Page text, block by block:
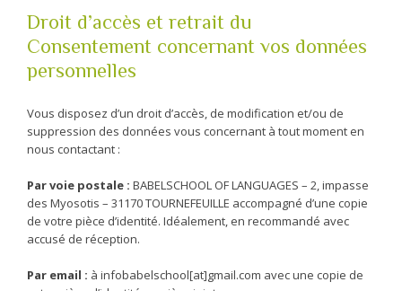
Droit d’accès et retrait du
Consentement concernant vos données
personnelles
Vous disposez d’un droit d’accès, de modification et/ou de
suppression des données vous concernant à tout moment en
nous contactant :
Par voie postale : BABELSCHOOL OF LANGUAGES – 2, impasse
des Myosotis – 31170 TOURNEFEUILLE accompagné d’une copie
de votre pièce d’identité. Idéalement, en recommandé avec
accusé de réception.
Par email : à infobabelschool[at]gmail.com avec une copie de